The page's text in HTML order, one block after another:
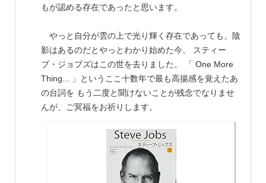
もが認める存在であったと思います。
やっと自分が雲の上で光り輝く存在であっても、陰
影はあるのだとやっとわかり始めた今、 スティー
ブ・ジョブズはこの世を去りました。 「 One More
Thing... 」というここ十数年で最も高揚感を覚えたあ
の台詞を もう二度と聞けないことが残念でなりませ
んが、ご冥福をお祈りします。